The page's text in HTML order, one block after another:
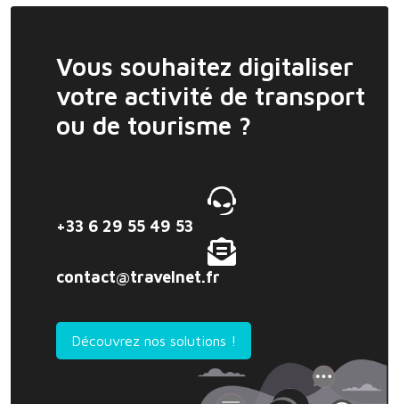
Vous souhaitez digitaliser
votre activité de transport
ou de tourisme ?
+33 6 29 55 49 53
contact@travelnet.fr
Découvrez nos solutions !